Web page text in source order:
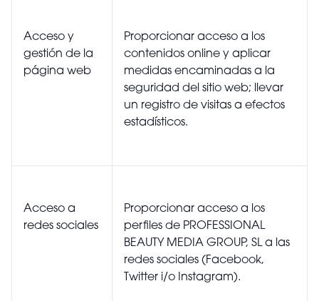
Acceso y
gestión de la
página web
Proporcionar acceso a los
contenidos online y aplicar
medidas encaminadas a la
seguridad del sitio web; llevar
un registro de visitas a efectos
estadísticos.
Acceso a
redes sociales
Proporcionar acceso a los
perfiles de PROFESSIONAL
BEAUTY MEDIA GROUP, SL a las
redes sociales (Facebook,
Twitter i/o Instagram).